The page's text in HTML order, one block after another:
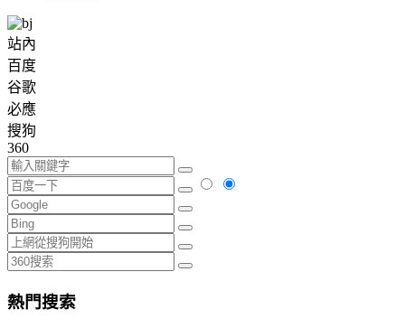
站內
百度
谷歌
必應
搜狗
360
熱門搜索